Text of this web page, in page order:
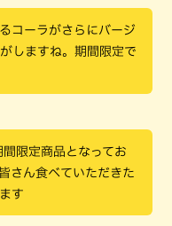
コーラがさらにバージ
しますね。期間限定で
限定商品となってお
さん食べていただきた
す